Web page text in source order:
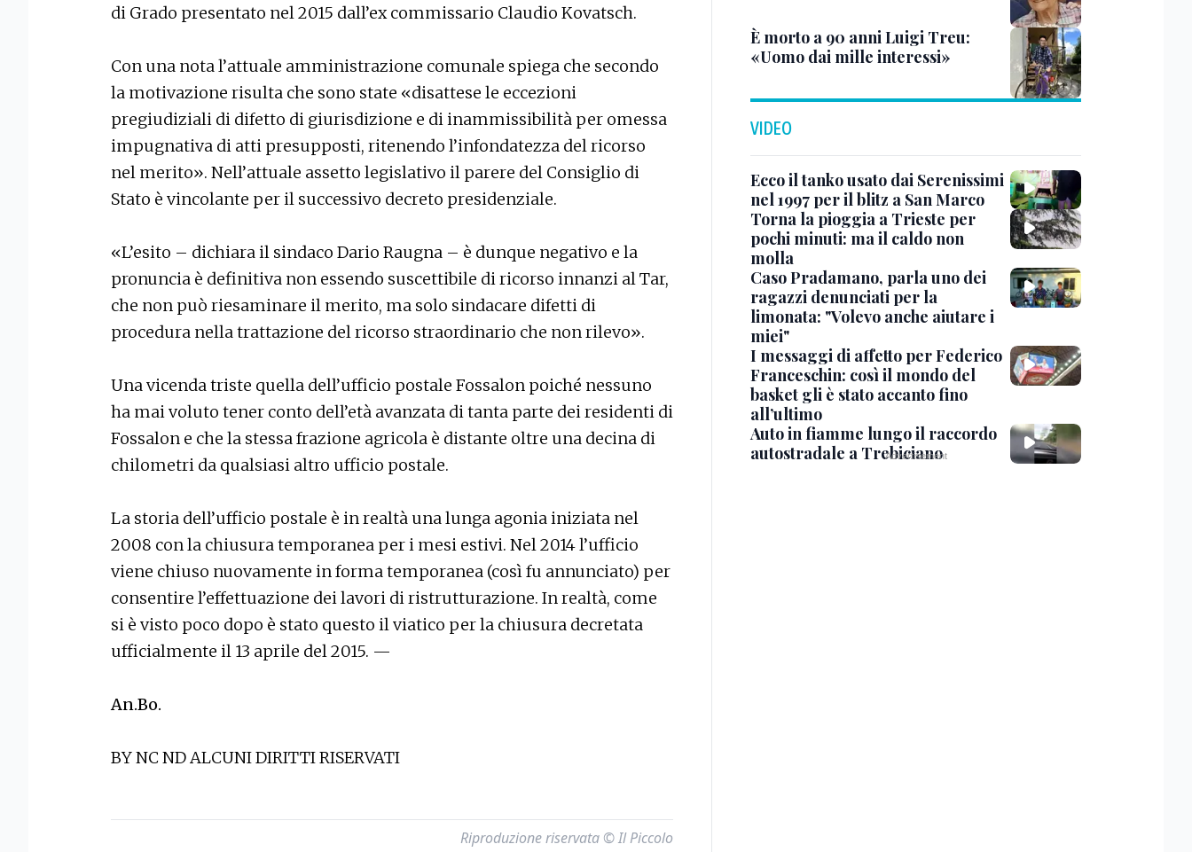
di Grado presentato nel 2015 dall’ex commissario Claudio Kovatsch.
Con una nota l’attuale amministrazione comunale spiega che secondo
la motivazione risulta che sono state «disattese le eccezioni
pregiudiziali di difetto di giurisdizione e di inammissibilità per omessa
impugnativa di atti presupposti, ritenendo l’infondatezza del ricorso
nel merito». Nell’attuale assetto legislativo il parere del Consiglio di
Stato è vincolante per il successivo decreto presidenziale.
«L’esito – dichiara il sindaco Dario Raugna – è dunque negativo e la
pronuncia è definitiva non essendo suscettibile di ricorso innanzi al Tar,
che non può riesaminare il merito, ma solo sindacare difetti di
procedura nella trattazione del ricorso straordinario che non rilevo».
Una vicenda triste quella dell’ufficio postale Fossalon poiché nessuno
ha mai voluto tener conto dell’età avanzata di tanta parte dei residenti di
Fossalon e che la stessa frazione agricola è distante oltre una decina di
chilometri da qualsiasi altro ufficio postale.
La storia dell’ufficio postale è in realtà una lunga agonia iniziata nel
2008 con la chiusura temporanea per i mesi estivi. Nel 2014 l’ufficio
viene chiuso nuovamente in forma temporanea (così fu annunciato) per
consentire l’effettuazione dei lavori di ristrutturazione. In realtà, come
si è visto poco dopo è stato questo il viatico per la chiusura decretata
ufficialmente il 13 aprile del 2015. —
An.Bo.
BY NC ND ALCUNI DIRITTI RISERVATI
Riproduzione riservata © Il Piccolo
È morto a 90 anni Luigi Treu:
«Uomo dai mille interessi»
VIDEO
Ecco il tanko usato dai Serenissimi
nel 1997 per il blitz a San Marco
Torna la pioggia a Trieste per
pochi minuti: ma il caldo non
molla
Caso Pradamano, parla uno dei
ragazzi denunciati per la
limonata: "Volevo anche aiutare i
miei"
I messaggi di affetto per Federico
Franceschin: così il mondo del
basket gli è stato accanto fino
all’ultimo
Auto in fiamme lungo il raccordo
autostradale a Trebiciano